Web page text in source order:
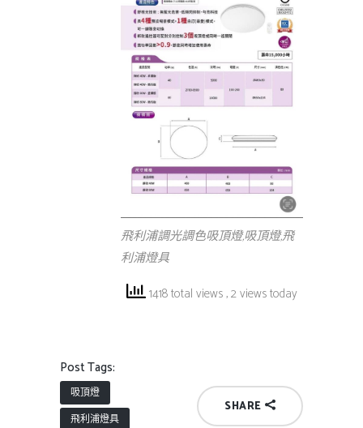
飛利浦調光調色吸頂燈,吸頂燈,飛
利浦燈具
1418 total views, 2 views today
Post Tags:
吸頂燈
飛利浦燈具
SHARE